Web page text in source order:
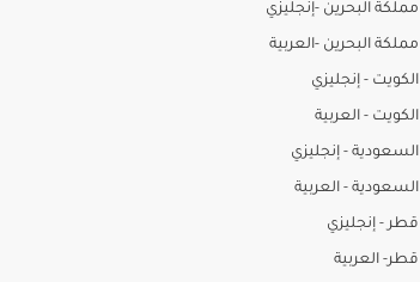
مملكة البحرين -إنجليزي
مملكة البحرين -العربية
الكويت - إنجليزي
الكويت - العربية
السعودية - إنجليزي
السعودية - العربية
قطر - إنجليزي
قطر- العربية